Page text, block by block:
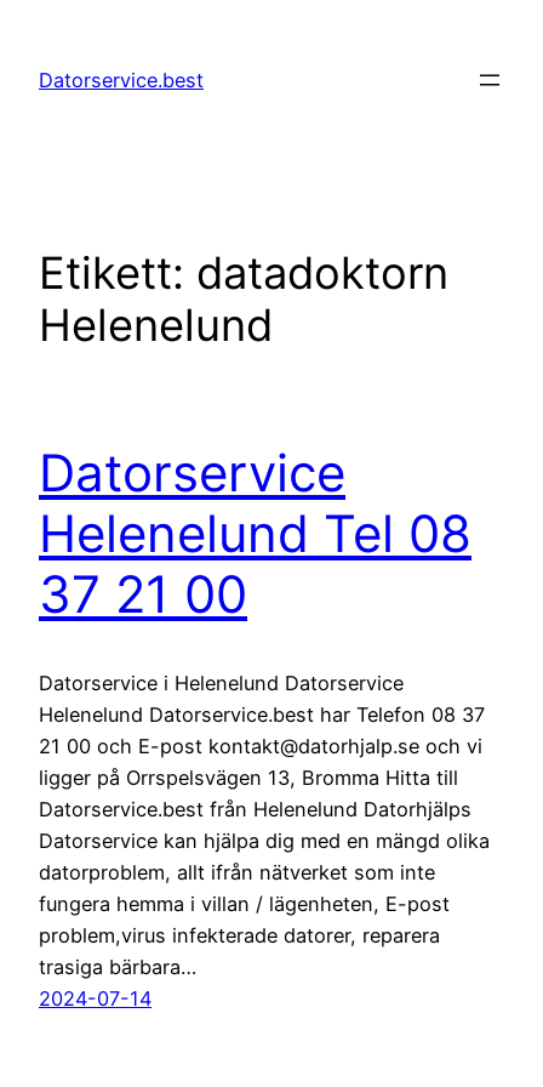
innehåll
Datorservice.best
Etikett: datadoktorn
Helenelund
Datorservice
Helenelund Tel 08
37 21 00
Datorservice i Helenelund Datorservice
Helenelund Datorservice.best har Telefon 08 37
21 00 och E-post kontakt@datorhjalp.se och vi
ligger på Orrspelsvägen 13, Bromma Hitta till
Datorservice.best från Helenelund Datorhjälps
Datorservice kan hjälpa dig med en mängd olika
datorproblem, allt ifrån nätverket som inte
fungera hemma i villan / lägenheten, E-post
problem,virus infekterade datorer, reparera
trasiga bärbara…
2024-07-14